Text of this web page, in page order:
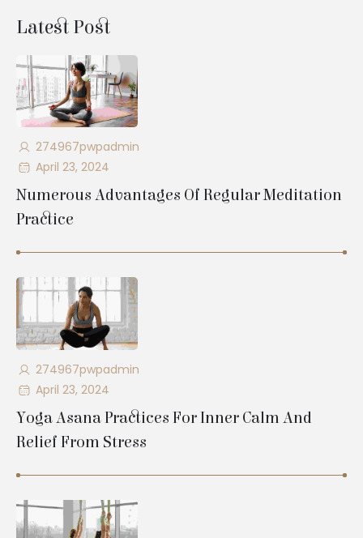
Latest Post
April 23, 2024
274967pwpadmin
Numerous Advantages Of Regular Meditation
Practice
April 23, 2024
274967pwpadmin
Yoga Asana Practices For Inner Calm And
Relief From Stress